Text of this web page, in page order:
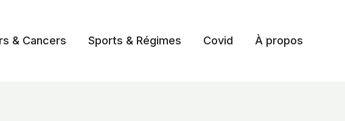
& Cancers Sports & Régimes Covid À propos